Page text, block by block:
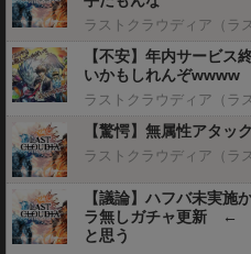
【不安】年内サービス
いかもしれんぞwwww
【驚愕】無属性アタッ
【議論】ハフバ未実施
ラ無しガチャ更新 ←
と思う